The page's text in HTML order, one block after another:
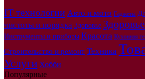
IT технологии Авто и мото Гаджеты
чистоты и порядка Здоровье
Инструменты и приборы Красота Кухонная
Строительство и ремонт Техника
Услуги Хобби
Популярные